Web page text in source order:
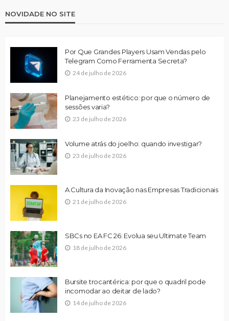
NOVIDADE NO SITE
Por Que Grandes Players Usam Vendas pelo
Telegram Como Ferramenta Secreta?
24 de julho de 2026
Planejamento estético: por que o número de
sessões varia?
23 de julho de 2026
Volume atrás do joelho: quando investigar?
23 de julho de 2026
A Cultura da Inovação nas Empresas Tradicionais
21 de julho de 2026
SBCs no EA FC 26: Evolua seu Ultimate Team
18 de julho de 2026
Bursite trocantérica: por que o quadril pode
incomodar ao deitar de lado?
14 de julho de 2026